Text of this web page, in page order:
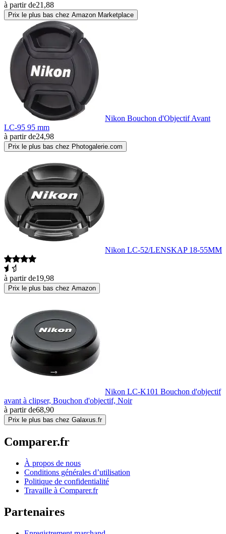
à partir de21,88
Prix le plus bas chez Amazon Marketplace
Nikon Bouchon d'Objectif Avant
LC-95 95 mm
à partir de24,98
Prix le plus bas chez Photogalerie.com
Nikon LC-52/LENSKAP 18-55MM
à partir de19,98
Prix le plus bas chez Amazon
Nikon LC-K101 Bouchon d'objectif
avant à clipser, Bouchon d'objectif, Noir
à partir de68,90
Prix le plus bas chez Galaxus.fr
Comparer.fr
À propos de nous
Conditions générales d’utilisation
Politique de confidentialité
Travaille à Comparer.fr
Partenaires